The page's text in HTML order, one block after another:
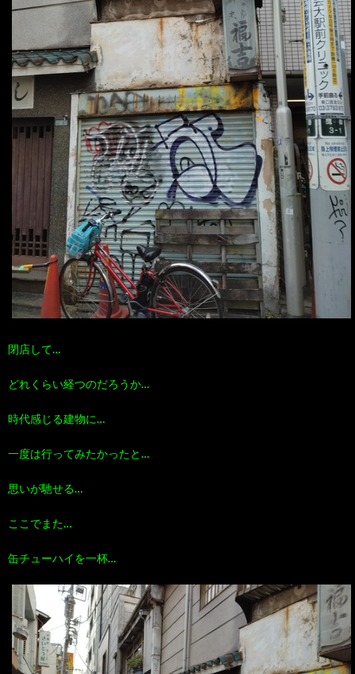
閉店して…
どれくらい経つのだろうか…
時代感じる建物に…
一度は行ってみたかったと…
思いが馳せる…
ここでまた…
缶チューハイを一杯…